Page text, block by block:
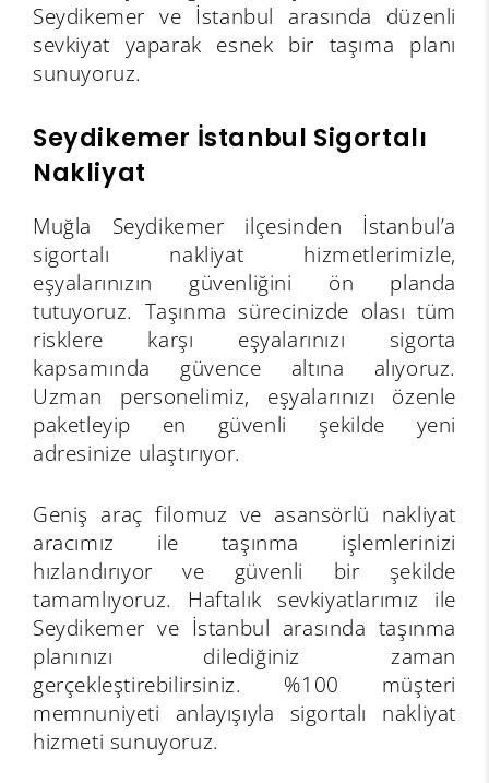
Seydikemer ve İstanbul arasında düzenli
sevkiyat yaparak esnek bir taşıma planı
sunuyoruz.
Seydikemer İstanbul Sigortalı
Nakliyat
Muğla Seydikemer ilçesinden İstanbul’a
sigortalı nakliyat hizmetlerimizle,
eşyalarınızın güvenliğini ön planda
tutuyoruz. Taşınma sürecinizde olası tüm
risklere karşı eşyalarınızı sigorta
kapsamında güvence altına alıyoruz.
Uzman personelimiz, eşyalarınızı özenle
paketleyip en güvenli şekilde yeni
adresinize ulaştırıyor.
Geniş araç filomuz ve asansörlü nakliyat
aracımız ile taşınma işlemlerinizi
hızlandırıyor ve güvenli bir şekilde
tamamlıyoruz. Haftalık sevkiyatlarımız ile
Seydikemer ve İstanbul arasında taşınma
planınızı dilediğiniz zaman
gerçekleştirebilirsiniz. %100 müşteri
memnuniyeti anlayışıyla sigortalı nakliyat
hizmeti sunuyoruz.